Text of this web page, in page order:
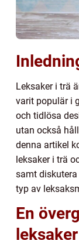
Leksaker i trä
varit populär i
och tidlösa
utan också
denna artikel
leksaker i trä
samt
typ av
En